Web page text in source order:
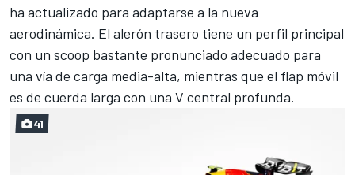
ha actualizado para adaptarse a la nueva
aerodinámica. El alerón trasero tiene un perfil principal
con un scoop bastante pronunciado adecuado para
una vía de carga media-alta, mientras que el flap móvil
es de cuerda larga con una V central profunda.
41